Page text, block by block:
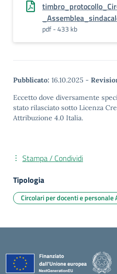
pdf - 433 kb
Pubblicato: 16.10.2025 -
Eccetto dove diversamente
stato rilasciato sotto Licenza
Attribuzione 4.0 Italia.
Stampa / Condividi
Tipologia
Circolari per docenti e personale